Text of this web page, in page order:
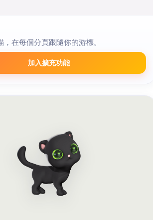
在每個分頁跟隨你的游標。
加入擴充功能